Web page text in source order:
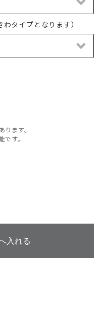
タイプとなります）
ます。
す。